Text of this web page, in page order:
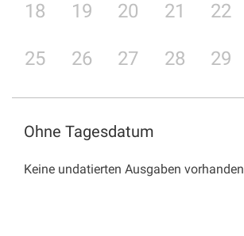
18 19 20 21 22
25 26 27 28 29
Ohne Tagesdatum
Keine undatierten Ausgaben vorhanden